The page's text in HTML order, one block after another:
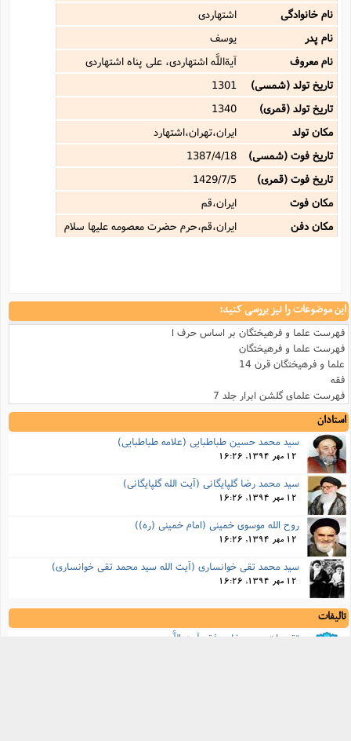
نام خانوادگی
اشتهاردى
نام پدر
یوسف
نام معروف
آیةاللَّه اشتهاردى، على پناه اشتهاردى
تاریخ تولد (شمسی)
1301
تاریخ تولد (قمری)
1340
مکان تولد
ایران،تهران،اشتهارد
تاریخ فوت (شمسی)
1387/4/18
تاریخ فوت (قمری)
1429/7/5
مکان فوت
ایران،قم
مکان دفن
ایران،قم،حرم حضرت معصومه علیها سلام
این موضوعات را نیز بررسی کنید:
فهرست علما و فرهیختگان بر اساس حرف ا
فهرست علما و فرهیختگان
علما و فرهیختگان قرن 14
فقه
فهرست علمای گلشن ابرار جلد 7
استادان
سید محمد حسین طباطبایی (علامه طباطبایی)
12 مهر 1394, 16:26
سید محمد رضا گلپایگانی (آیت الله گلپایگانی)
12 مهر 1394, 16:26
روح الله موسوی خمینی (امام خمینی (ره))
12 مهر 1394, 16:26
سید محمد تقی خوانساری (آیت الله سید محمد تقی خوانساری)
12 مهر 1394, 16:26
تالیفات
تقریرات درس خارج فقه آیت اللَّه بروجردى